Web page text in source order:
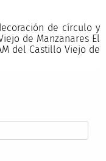
de círculo y
de Manzanares El
del Castillo Viejo de